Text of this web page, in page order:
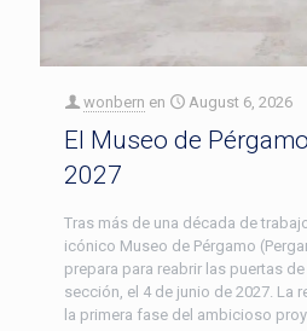
wonbern en August 6, 2026
El Museo de
2027
Tras más de una década de
icónico Museo de Pérgamo
prepara para reabrir las puertas
sección, el 4 de junio de 2027. La
la primera fase del ambicioso